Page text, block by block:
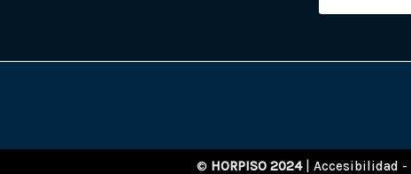
© HORPISO 2024| Accesibilidad -